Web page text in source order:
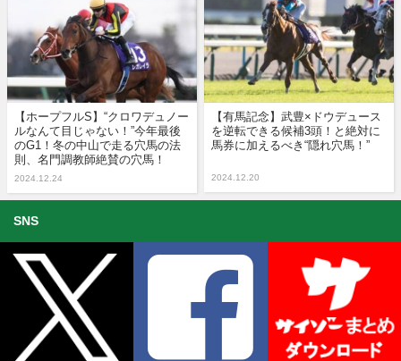
【ホープフルS】“クロワデュノー
ルなんて目じゃない！”今年最後
のG1！冬の中山で走る穴馬の法
則、名門調教師絶賛の穴馬！
2024.12.24
【有馬記念】武豊×ドウデュース
を逆転できる候補3頭！と絶対に
馬券に加えるべき“隠れ穴馬！”
2024.12.20
SNS